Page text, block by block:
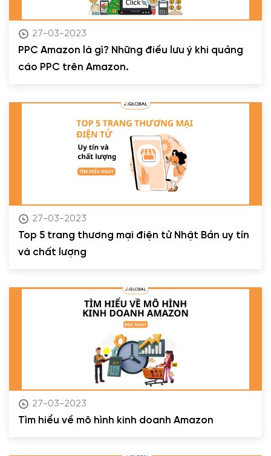
27-03-2023
PPC Amazon là gì? Những điều lưu ý khi quảng
cáo PPC trên Amazon.
27-03-2023
Top 5 trang thương mại điện tử Nhật Bản uy tín
và chất lượng
27-03-2023
Tìm hiểu về mô hình kinh doanh Amazon